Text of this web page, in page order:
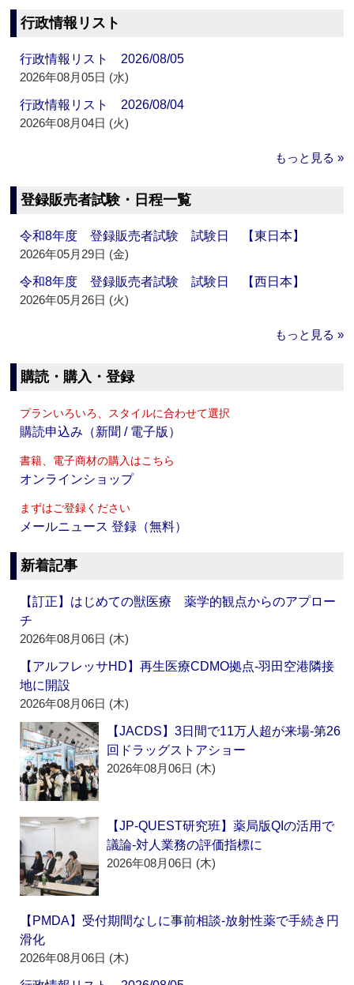
行政情報リスト
行政情報リスト 2026/08/05
2026年08月05日 (水)
行政情報リスト 2026/08/04
2026年08月04日 (火)
もっと見る »
登録販売者試験・日程一覧
令和8年度 登録販売者試験 試験日 【東日本】
2026年05月29日 (金)
令和8年度 登録販売者試験 試験日 【西日本】
2026年05月26日 (火)
もっと見る »
購読・購入・登録
プランいろいろ、スタイルに合わせて選択
購読申込み（新聞 / 電子版）
書籍、電子商材の購入はこちら
オンラインショップ
まずはご登録ください
メールニュース 登録（無料）
新着記事
【訂正】はじめての獣医療 薬学的観点からのアプロー
チ
2026年08月06日 (木)
【アルフレッサHD】再生医療CDMO拠点‐羽田空港隣接
地に開設
2026年08月06日 (木)
【JACDS】3日間で11万人超が来場‐第26
回ドラッグストアショー
2026年08月06日 (木)
【JP-QUEST研究班】薬局版QIの活用で
議論‐対人業務の評価指標に
2026年08月06日 (木)
【PMDA】受付期間なしに事前相談‐放射性薬で手続き円
滑化
2026年08月06日 (木)